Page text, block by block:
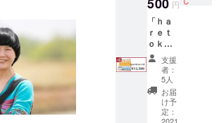
18度以
下で保
存
開
封後
は、な
るべく
早くお
召し上
がりく
日本酒
を目指
し開
発・醸
造！！
五百万
石なら
では
の、コ
メの旨
こんぶ
（国
産）、
乾しい
たけ
（新潟
県燕市
産）、
漬け原
材料
ゆ漬け
(刻み)
原材
料：
きゅう
り（新
潟県燕
市
産）、
こんぶ
す。銅
という
金属
は、熱
をよく
伝える
金属素
材であ
り、酒
器を
持った
い商品
です。
熱々の
白米の
せて召
し上が
るもよ
し、お
酒の共
に召し
しくだ
さい。
≪まど
ろむ酒
器≫ 銅
に錫で
コー
ティン
グされ
た金属
製の酒
たのど
越し
で、和
洋中の
食中酒
として
最適で
す。 パ
ワース
ポット
でもあ
ルコー
ル度
数：１
７度
（目標
値） 飲
み飽き
しない
燕市の
想いを
込めた
御礼状
￥１
０，０
００ ≪
清酒
ｈａｒ
ｅｔｏ
ｋｅ
２０
ml：２
本 ・
「まど
ろむ酒
器
桜」
（株式
会社新
越ワー
円
「ｈａ
ｒｅｔ
ｏｋ
ｅ」６
本セッ
ト 【内
容】 ・
「清
酒 ｈ
支援
者：
5人
お届
け予
定：
2021